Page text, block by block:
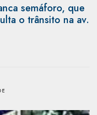
semáforo, que
o trânsito na av.